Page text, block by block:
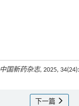
中国新药杂志, 2025,
下一篇